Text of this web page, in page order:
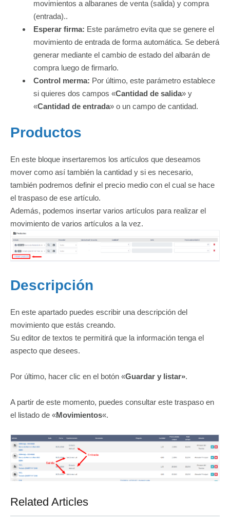
movimientos a albaranes de venta (salida) y compra
(entrada)..
Esperar firma: Este parámetro evita que se genere el
movimiento de entrada de forma automática. Se deberá
generar mediante el cambio de estado del albarán de
compra luego de firmarlo.
Control merma: Por último, este parámetro establece
si quieres dos campos «Cantidad de salida» y
«Cantidad de entrada» o un campo de cantidad.
Productos
En este bloque insertaremos los artículos que deseamos
mover como así también la cantidad y si es necesario,
también podremos definir el precio medio con el cual se hace
el traspaso de ese artículo.
Además, podemos insertar varios artículos para realizar el
movimiento de varios artículos a la vez.
Descripción
En este apartado puedes escribir una descripción del
movimiento que estás creando.
Su editor de textos te permitirá que la información tenga el
aspecto que desees.
Por último, hacer clic en el botón «Guardar y listar».
A partir de este momento, puedes consultar este traspaso en
el listado de «Movimientos«.
Related Articles